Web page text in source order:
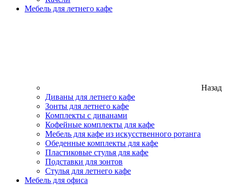
Мебель для летнего кафе
Назад
Диваны для летнего кафе
Зонты для летнего кафе
Комплекты с диванами
Кофейные комплекты для кафе
Мебель для кафе из искусственного ротанга
Обеденные комплекты для кафе
Пластиковые стулья для кафе
Подставки для зонтов
Стулья для летнего кафе
Мебель для офиса